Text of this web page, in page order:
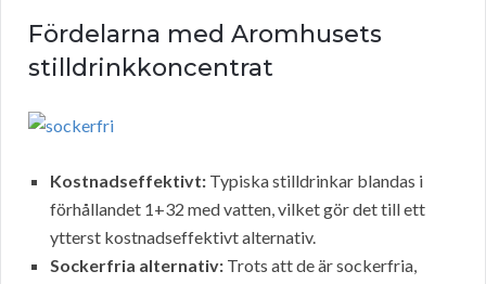
Fördelarna med Aromhusets
stilldrinkkoncentrat
Kostnadseffektivt: Typiska stilldrinkar blandas i
förhållandet 1+32 med vatten, vilket gör det till ett
ytterst kostnadseffektivt alternativ.
Sockerfria alternativ: Trots att de är sockerfria,